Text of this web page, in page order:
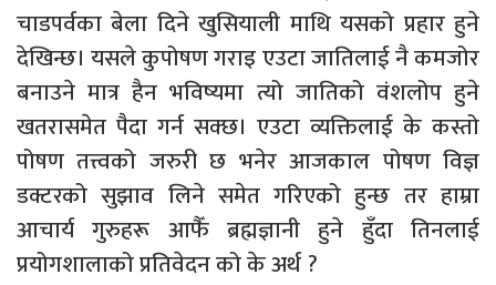
चाडपर्वका बेला दिने खुसियाली माथि यसको प्रहार हुने
देखिन्छ। यसले कुपोषण गराइ एउटा जातिलाई नै कमजोर
बनाउने मात्र हैन भविष्यमा त्यो जातिको वंशलोप हुने
खतरासमेत पैदा गर्न सक्छ। एउटा व्यक्तिलाई के कस्तो
पोषण तत्त्वको जरुरी छ भनेर आजकाल पोषण विज्ञ
डक्टरको सुझाव लिने समेत गरिएको हुन्छ तर हाम्रा
आचार्य गुरुहरू आफैँ ब्रह्मज्ञानी हुने हुँदा तिनलाई
प्रयोगशालाको प्रतिवेदन को के अर्थ ?